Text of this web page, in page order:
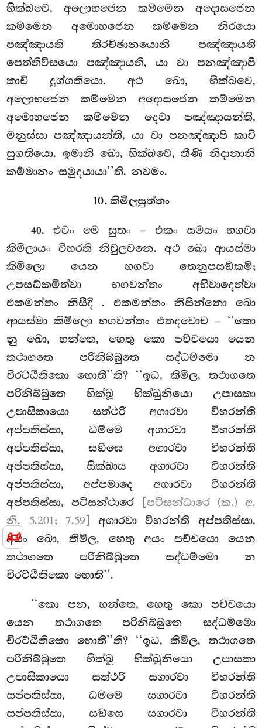
📜
භික්ඛවෙ, අලොභජෙන කම්මෙන අදොසජෙන
කම්මෙන අමොහජෙන කම්මෙන නිරයො
පඤ්ඤායති තිරච්ඡානයොනි පඤ්ඤායති
පෙත්තිවිසයො පඤ්ඤායති, යා වා පනඤ්ඤාපි
කාචි දුග්ගතියො. අථ ඛො, භික්ඛවෙ,
අලොභජෙන කම්මෙන අදොසජෙන කම්මෙන
අමොහජෙන කම්මෙන දෙවා පඤ්ඤායන්ති,
මනුස්සා පඤ්ඤායන්ති, යා වා පනඤ්ඤාපි කාචි
සුගතියො. ඉමානි ඛො, භික්ඛවෙ, තීණි නිදානානි
කම්මානං සමුදයායා’’ති. නවමං.
10. කිමිලසුත්තං
40. එවං මෙ සුතං – එකං සමයං භගවා
කිමිලායං විහරති නිචුලවනෙ. අථ ඛො ආයස්මා
කිමිලො යෙන භගවා තෙනුපසඞ්කමි;
උපසඞ්කමිත්වා භගවන්තං අභිවාදෙත්වා
එකමන්තං නිසීදි. එකමන්තං නිසින්නො ඛො
ආයස්මා කිමිලො භගවන්තං එතදවොච – ‘‘කො
නු ඛො, භන්තෙ, හෙතු කො පච්චයො යෙන
තථාගතෙ පරිනිබ්බුතෙ සද්ධම්මො න
චිරට්ඨිතිකො හොතී’’ති? ‘‘ඉධ, කිමිල, තථාගතෙ
පරිනිබ්බුතෙ භික්ඛූ භික්ඛුනියො උපාසකා
උපාසිකායො සත්ථරි අගාරවා විහරන්ති
අප්පතිස්සා, ධම්මෙ අගාරවා විහරන්ති
අප්පතිස්සා, සඞ්ඝෙ අගාරවා විහරන්ති
අප්පතිස්සා, සික්ඛාය අගාරවා විහරන්ති
අප්පතිස්සා, අප්පමාදෙ අගාරවා විහරන්ති
අප්පතිස්සා, පටිසන්ථාරෙ
[පටිසන්ධාරෙ (ක.) අ.
නි. 5.201; 7.59]
අගාරවා විහරන්ති අප්පතිස්සා.
අයං ඛො, කිමිල, හෙතු අයං පච්චයො යෙන
තථාගතෙ පරිනිබ්බුතෙ සද්ධම්මො න
චිරට්ඨිතිකො හොති’’.
‘‘කො පන, භන්තෙ, හෙතු කො පච්චයො
යෙන තථාගතෙ පරිනිබ්බුතෙ සද්ධම්මො
චිරට්ඨිතිකො හොතී’’ති? ‘‘ඉධ, කිමිල, තථාගතෙ
පරිනිබ්බුතෙ භික්ඛූ භික්ඛුනියො උපාසකා
උපාසිකායො සත්ථරි සගාරවා විහරන්ති
සප්පතිස්සා, ධම්මෙ සගාරවා විහරන්ති
සප්පතිස්සා, සඞ්ඝෙ සගාරවා විහරන්ති